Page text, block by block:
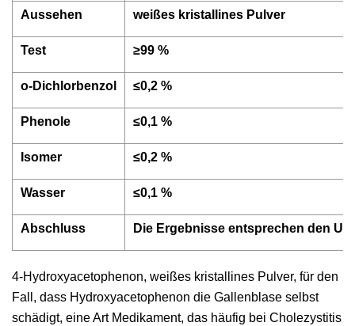
Aussehen weißes kristallines Pulver
Test ≥99 %
o-Dichlorbenzol ≤0,2 %
Phenole ≤0,1 %
Isomer ≤0,2 %
Wasser ≤0,1 %
Abschluss Die Ergebnisse entsprechen den
4-Hydroxyacetophenon, weißes kristallines Pulver, für den
Fall, dass Hydroxyacetophenon die Gallenblase selbst
schädigt, eine Art Medikament, das häufig bei Cholezystitis